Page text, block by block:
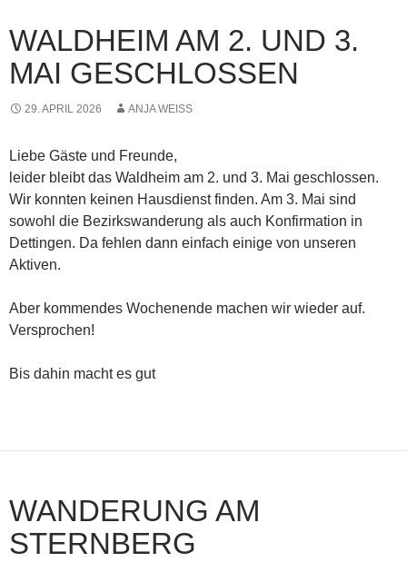
WALDHEIM AM 2. UND 3.
MAI GESCHLOSSEN
29. APRIL 2026 ANJA WEISS
Liebe Gäste und Freunde,
leider bleibt das Waldheim am 2. und 3. Mai geschlossen.
Wir konnten keinen Hausdienst finden. Am 3. Mai sind
sowohl die Bezirkswanderung als auch Konfirmation in
Dettingen. Da fehlen dann einfach einige von unseren
Aktiven.
Aber kommendes Wochenende machen wir wieder auf.
Versprochen!
Bis dahin macht es gut
WANDERUNG AM
STERNBERG